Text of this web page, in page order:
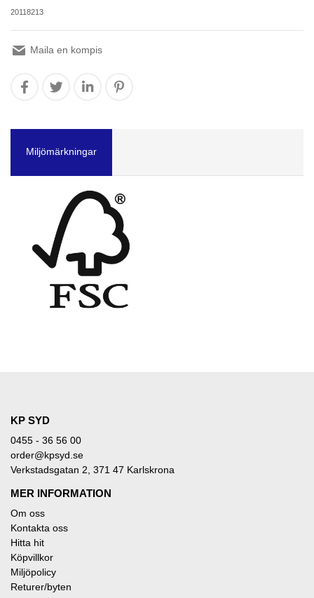
20118213
Maila en kompis
Miljömärkningar
KP SYD
0455 - 36 56 00
order@kpsyd.se
Verkstadsgatan 2, 371 47 Karlskrona
MER INFORMATION
Om oss
Kontakta oss
Hitta hit
Köpvillkor
Miljöpolicy
Returer/byten